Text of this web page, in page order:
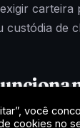
custódia de
você
cookies no